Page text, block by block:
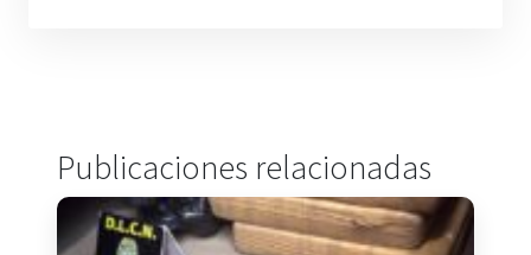
Publicaciones relacionadas